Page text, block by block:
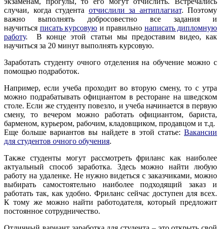
случаи, когда студента отчислили за антиплагиат. Поэтому
важно выполнять добросовестно все задания и
научиться писать курсовую и правильно написать дипломную
работу. В конце этой статьи мы предоставим видео, как
научиться за 20 минут выполнять курсовую.
Заработать студенту очного отделения на обучение можно с
помощью подработок.
Например, если учеба проходит во вторую смену, то с утра
можно подрабатывать официантом в ресторане на шведском
столе. Если же студенту повезло, и учеба начинается в первую
смену, то вечером можно работать официантом, бариста,
барменом, курьером, рабочим, кладовщиком, продавцом и т.д.
Еще больше вариантов вы найдете в этой статье: Вакансии
для студентов очного обучения.
Также студенты могут рассмотреть фриланс как наиболее
актуальный способ заработка. Здесь можно найти любую
работу на удаленке. Не нужно видеться с заказчиками, можно
выбирать самостоятельно наиболее подходящий заказ и
работать так, как удобно. Фриланс сейчас доступен для всех.
К тому же можно найти работодателя, который предложит
постоянное сотрудничество.